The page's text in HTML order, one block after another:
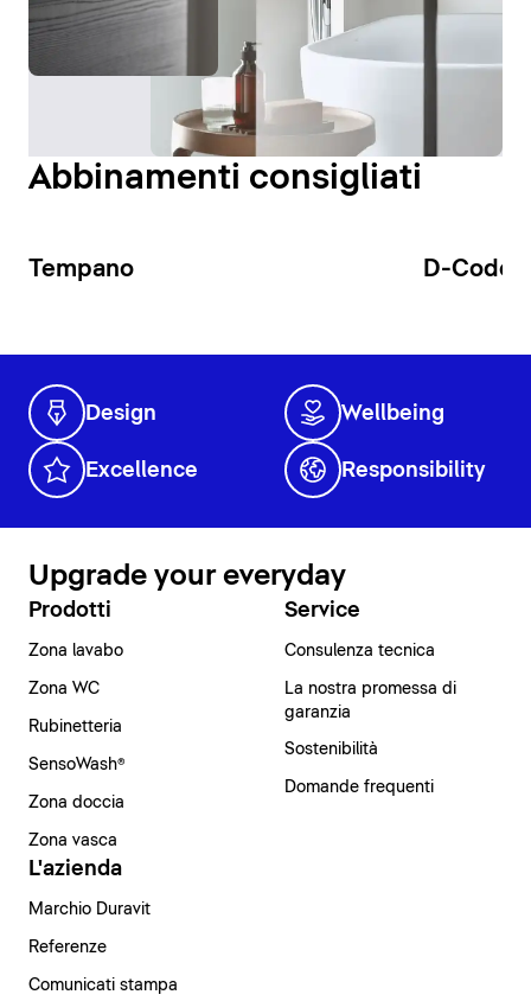
Abbinamenti consigliati
Tempano D-Code
Design Wellbeing
Excellence Responsibility
Upgrade your everyday
Prodotti
Zona lavabo
Zona WC
Rubinetteria
SensoWash®
Zona doccia
Zona vasca
Service
Consulenza tecnica
La nostra promessa di
garanzia
Sostenibilità
Domande frequenti
L'azienda
Marchio Duravit
Referenze
Comunicati stampa